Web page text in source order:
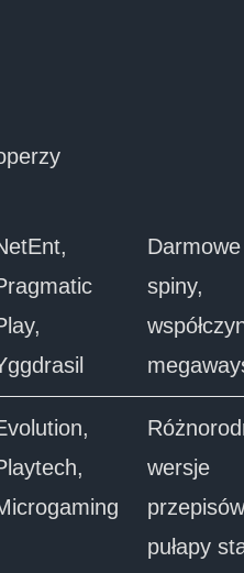
Darmowe
spiny,
wersje
pułapy